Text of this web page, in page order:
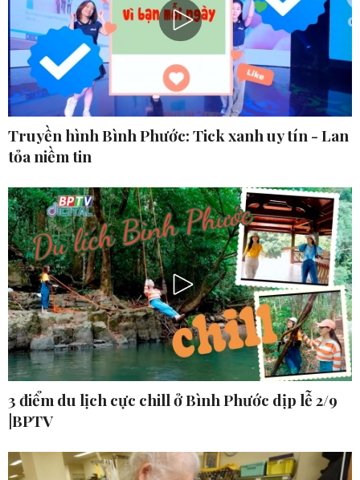
Truyền hình Bình Phước: Tick xanh uy tín - Lan
tỏa niềm tin
3 điểm du lịch cực chill ở Bình Phước dịp lễ 2/9
|BPTV